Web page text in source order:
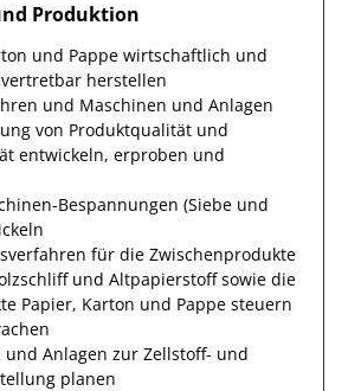
Produktion
und Pappe wirtschaftlich und
herstellen
und Maschinen und Anlagen
von Produktqualität und
entwickeln, erproben und
Bespannungen (Siebe und
für die Zwischenprodukte
und Altpapierstoff sowie die
Papier, Karton und Pappe steuern
und Anlagen zur Zellstoff- und
planen